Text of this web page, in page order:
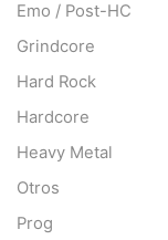
Emo / Post-HC
Grindcore
Hard Rock
Hardcore
Heavy Metal
Otros
Prog